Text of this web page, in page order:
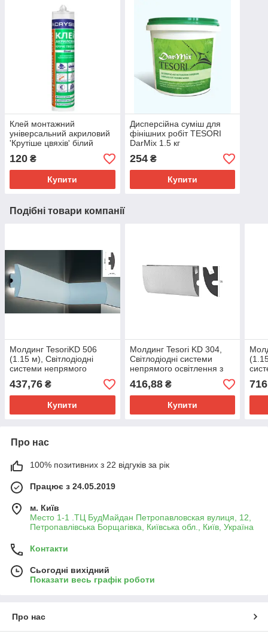
Клей монтажний
універсальний акриловий
'Крутіше цвяхів' білий
LACRYSIL, 280 мл
120 ₴
Купити
Дисперсійна суміш для
фінішних робіт TESORI
DarMix 1.5 кг
254₴
Купити
Подібні товари компанії
Молдинг TesoriKD 506
(1.15 м), Світлодіодні
системи непрямого
пінополістиролу.
437,76 ₴
Купити
Молдинг Tesori KD 304,
Світлодіодні системи
непрямого освітлення з
416,88₴
Купити
Про нас
100% позитивних з 22 відгуків за рік
Працює з 24.05.2019
м. Київ
Место 1-1 .ТЦ БудМайдан Петропавловская вулиця, 12,
Петропавлівська Борщагівка, Київська обл., Київ, Україна
Контакти
Сьогодні вихідний
Показати весь графік роботи
Про нас